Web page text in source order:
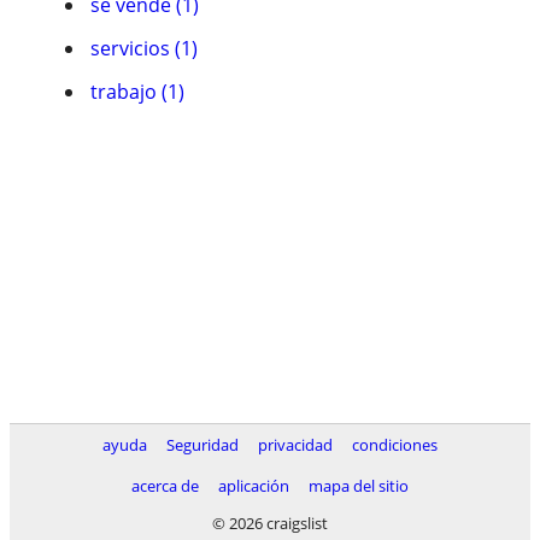
servicios (1)
trabajo (1)
ayuda Seguridad privacidad
condiciones
acerca de
aplicación
mapa del sitio
© 2026 craigslist